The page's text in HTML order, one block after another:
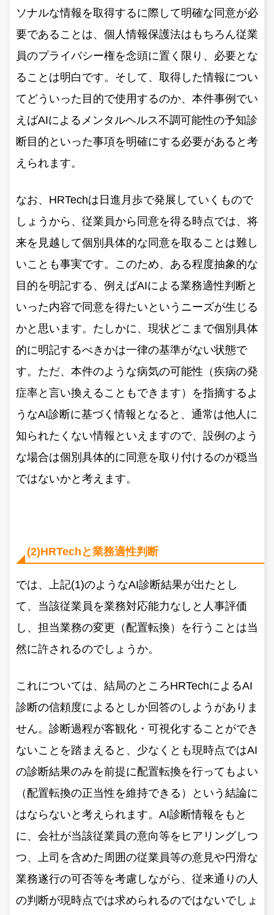
ソナルな情報を取得するに際して明確な同意が必
要であることは、個人情報保護法はもちろん従業
員のプライバシー権を念頭に置く限り、必要とな
ることは明白です。そして、取得した情報につい
てどういった目的で使用するのか、本件事例でい
えばAIによるメンタルヘルス不調可能性の予知診
断目的といった事項を明確にする必要があると考
えられます。
なお、HRTechは日進月歩で発展していくもので
しょうから、従業員から同意を得る時点では、将
来を見越して個別具体的な同意を取ることは難し
いことも事実です。このため、ある程度抽象的な
目的を明記する、例えばAIによる業務適性判断と
いった内容で同意を得たいというニーズが生じる
かと思います。たしかに、現状どこまで個別具体
的に明記するべきかは一律の基準がない状態で
す。ただ、本件のような病気の可能性（疾病の発
症率と言い換えることもできます）を指摘するよ
うなAI診断に基づく情報となると、通常は他人に
知られたくない情報といえますので、設例のよう
な場合は個別具体的に同意を取り付けるのが穏当
ではないかと考えます。
(2)HRTechと業務適性判断
では、上記(1)のようなAI診断結果が出たとし
て、当該従業員を業務対応能力なしと人事評価
し、担当業務の変更（配置転換）を行うことは当
然に許されるのでしょうか。
これについては、結局のところHRTechによるAI
診断の信頼度によるとしか回答のしようがありま
せん。診断過程が客観化・可視化することができ
ないことを踏まえると、少なくとも現時点ではAI
の診断結果のみを前提に配置転換を行ってもよい
（配置転換の正当性を維持できる）という結論に
はならないと考えられます。AI診断情報をもと
に、会社が当該従業員の意向等をヒアリングしつ
つ、上司を含めた周囲の従業員等の意見や円滑な
業務遂行の可否等を考慮しながら、従来通りの人
の判断が現時点では求められるのではないでしょ